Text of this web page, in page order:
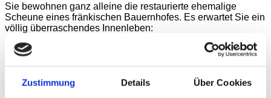
Zustimmung Details Über Cookies
Sie bewohnen ganz alleine die restaurierte ehemalige
Scheune eines fränkischen Bauernhofes. Es erwartet Sie ein
völlig überraschendes Innenleben:
Moderner Komfort und zeitloses Ambiente in historischen
Mauern. Komfortabel, funktionell und mit edlen Materialien
Lichtdurchflutete Naturholz-Wohnküche
mit sonniger